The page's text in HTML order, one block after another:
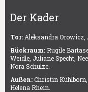
Der Kader
Tor: Aleksandra Orowicz,
Rückraum: Rugile
Weidle, Juliane Specht,
Nora Schulze.
Außen:Christin Kühlborn,
Helena Rhein.